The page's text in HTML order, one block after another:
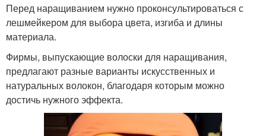
Перед наращиванием нужно проконсультироваться с
лешмейкером для выбора цвета, изгиба и длины
материала.
Фирмы, выпускающие волоски для наращивания,
предлагают разные варианты искусственных и
натуральных волокон, благодаря которым можно
достичь нужного эффекта.